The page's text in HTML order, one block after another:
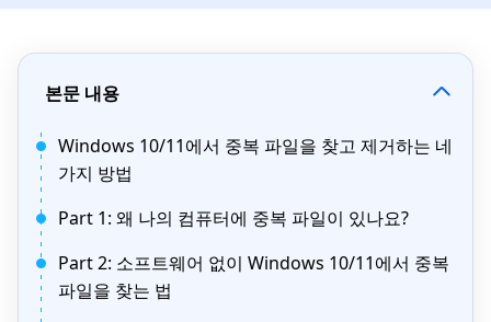
본문 내용
Windows 10/11에서 중복 파일을 찾고 제거하는 네
가지 방법
Part 1: 왜 나의 컴퓨터에 중복 파일이 있나요?
Part 2: 소프트웨어 없이 Windows 10/11에서 중복
파일을 찾는 법